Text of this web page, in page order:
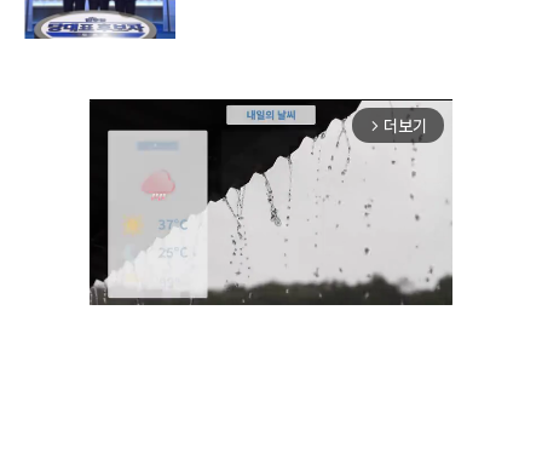
arrow_forward_ios 더보기